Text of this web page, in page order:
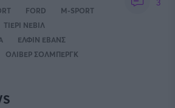
FORD
M-SPORT
ΤΙΕΡΙ ΝΕΒΙΛ
ΕΛΦΙΝ ΕΒΑΝΣ
ΟΛΙΒΕΡ ΣΟΛΜΠΕΡΓΚ